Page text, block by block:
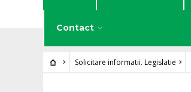
Contact
Solicitare informatii. Legislatie